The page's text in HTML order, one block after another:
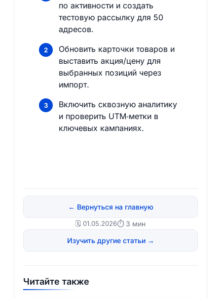
по активности и создать
тестовую рассылку для 50
адресов.
Обновить карточки товаров и
выставить акция/цену для
выбранных позиций через
импорт.
Включить сквозную аналитику
и проверить UTM‑метки в
ключевых кампаниях.
← Вернуться на главную
🗓️ 01.05.2026⏱ 3 мин
Изучить другие статьи →
Читайте также